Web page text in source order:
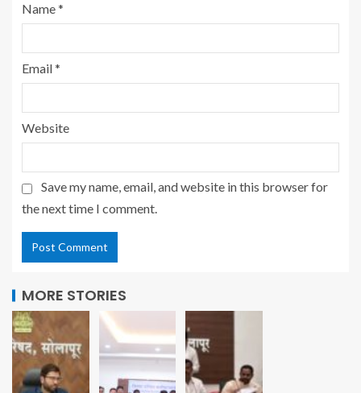
Name*
Email*
Website
Save my name, email, and website in this browser for
the next time I comment.
MORE STORIES